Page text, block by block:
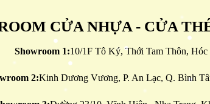
CỬA NHỰA - CỬA
Showroom 1:10/1F Tô Ký, Thới Tam Thôn, Hóc
2:Kinh Dương Vương, P. An Lạc, Q. Bình